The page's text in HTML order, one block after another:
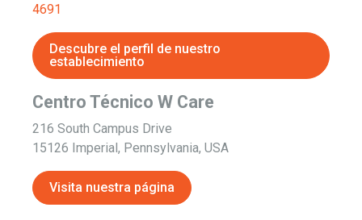
4691
Descubre el perfil de nuestro
establecimiento
Centro Técnico W Care
216 South Campus Drive
15126 Imperial, Pennsylvania, USA
Visita nuestra página